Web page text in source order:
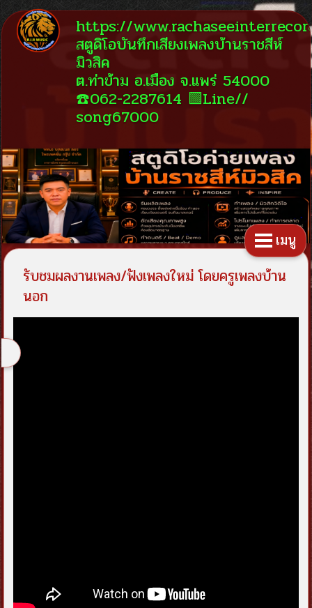
https://
สตูดิโอบันทึกเสียงเพลงบ้านราชสีห์
มิวสิค
ต.ท่าข้าม อ.เมือง จ.แพร่ 54000
☎️062-2287614 🟩Line//
song67000
เมนู
รับชมผลงานเพลง/ฟังเพลงใหม่ โดยครูเพลงบ้าน
นอก